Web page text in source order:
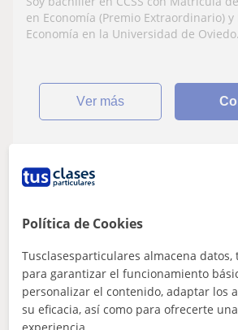
en Economía (Premio Extraordinario)
Economía en la Universidad de
ver más
15€/h
En línea
Asturias
Bachillerato
Política de Cookies
Tusclasesparticulares almacena datos,
para garantizar el funcionamiento
personalizar el contenido, adaptar los
su eficacia, así como para ofrecerte
experiencia.